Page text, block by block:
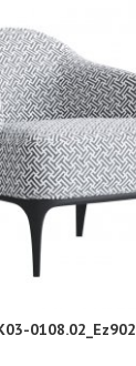
0108.02_Ez902